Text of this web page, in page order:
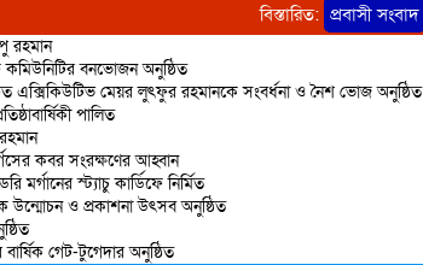
বিস্তারিত: প্রবাসী সংবাদ
রহমান
কমিউনিটির বনভোজন অনুষ্ঠিত
এক্সিকিউটিভ মেয়র লুৎফুর রহমানকে সংবর্ধনা ও নৈশ ভোজ অনুষ্ঠিত
পালিত
কবর সংরক্ষণের আহ্বান
স্ট্যাচু কার্ডিফে নির্মিত
উন্মোচন ও প্রকাশনা উৎসব অনুষ্ঠিত
বার্ষিক গেট-টুগেদার অনুষ্ঠিত